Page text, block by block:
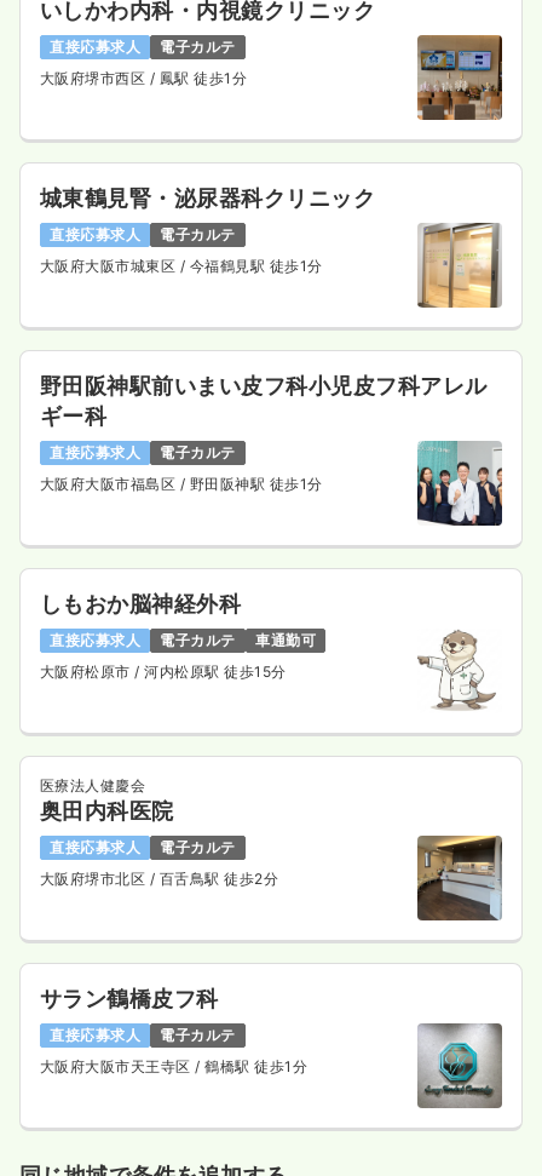
いしかわ内科・内視鏡クリニック
直接応募求人
電子カルテ
大阪府堺市西区 / 鳳駅 徒歩1分
城東鶴見腎・泌尿器科クリニック
直接応募求人
電子カルテ
大阪府大阪市城東区 / 今福鶴見駅 徒歩1分
野田阪神駅前いまい皮フ科小児皮フ科アレル
ギー科
直接応募求人
電子カルテ
大阪府大阪市福島区 / 野田阪神駅 徒歩1分
しもおか脳神経外科
直接応募求人 電子カルテ
車通勤可
大阪府松原市/ 河内松原駅 徒歩15分
医療法人健慶会
奥田内科医院
直接応募求人
電子カルテ
大阪府堺市北区 / 百舌鳥駅 徒歩2分
サラン鶴橋皮フ科
直接応募求人
電子カルテ
大阪府大阪市天王寺区/ 鶴橋駅 徒歩1分